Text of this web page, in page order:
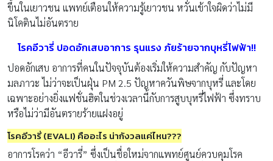
ขึ้นในเยาวชน แพทย์เตือนให้ความรู้เยาวชน หวั่นเข้าใจผิดว่าไม่มี
นิโคตินไม่อันตราย
โรคอีวารี่ ปอดอักเสบอาการ รุนแรง ภัยร้ายจากบุหรี่ไฟฟ้า!!
ปอดอักเสบ อาการที่คนในปัจจุบันต้องเริ่มให้ความสำคัญ กับปัญหา
มลภาวะ ไม่ว่าจะเป็นฝุ่น PM 2.5 ปัญหาควันพิษจากบุหรี่ และโดย
เฉพาะอย่างยิ่งแฟชั่นฮิตในช่วงเวลานี้กับการสูบบุหรี่ไฟฟ้า ซึ่งทราบ
หรือไม่ว่ามีอันตรายร้ายแฝงอยู่
โรคอีวารี่ (EVALI) คืออะไร น่ากังวลแค่ไหน???
อาการโรคว่า “อีวารี่” ซึ่งเป็นชื่อใหม่จากแพทย์ศูนย์ควบคุมโรค